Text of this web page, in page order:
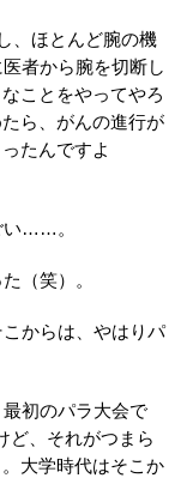
、ほとんど腕の機
者から腕を切断し
ことをやってやろ
ら、がんの進行が
たんですよ
い……。
（笑）。
からは、やはりパ
初のパラ大会で
ど、それがつまら
大学時代はそこか